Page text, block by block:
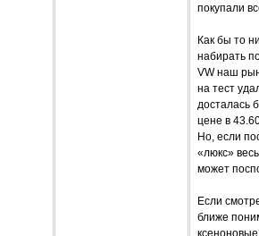
покупали
Как бы то
набирать
VW наш
на тест
досталась
цене в
Но, если
«люкс»
может
Если
ближе